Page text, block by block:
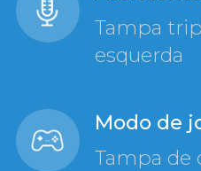
Tampa
esquerda
Modo de
Tampa de